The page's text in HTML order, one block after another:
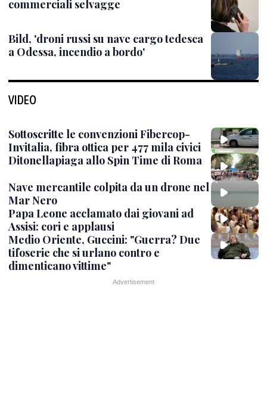
commerciali selvagge
Bild, 'droni russi su nave cargo tedesca
a Odessa, incendio a bordo'
VIDEO
Sottoscritte le convenzioni Fibercop-
Invitalia, fibra ottica per 477 mila civici
Ditonellapiaga allo Spin Time di Roma
Nave mercantile colpita da un drone nel
Mar Nero
Papa Leone acclamato dai giovani ad
Assisi: cori e applausi
Medio Oriente, Guccini: "Guerra? Due
tifoserie che si urlano contro e
dimenticano vittime"